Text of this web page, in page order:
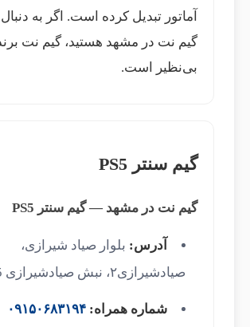
آماتور تبدیل کرده است. اگر به
گیم نت در مشهد هستید، گیم نت
بی‌نظیر است.
گیم سنتر PS5
گیم نت در مشهد — گیم سنتر PS5
آدرس: بلوار صیاد شیرازی،
صیادشیرازی۲، نبش صیادشیرازی 2/5
شماره همراه: ۰۹۱۵۰۶۸۳۱۹۴